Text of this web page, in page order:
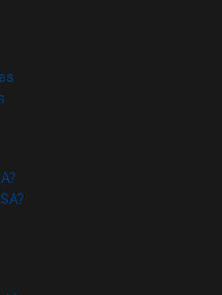
ventana)
(abre en nueva ventana)
(abre en nueva ventana)